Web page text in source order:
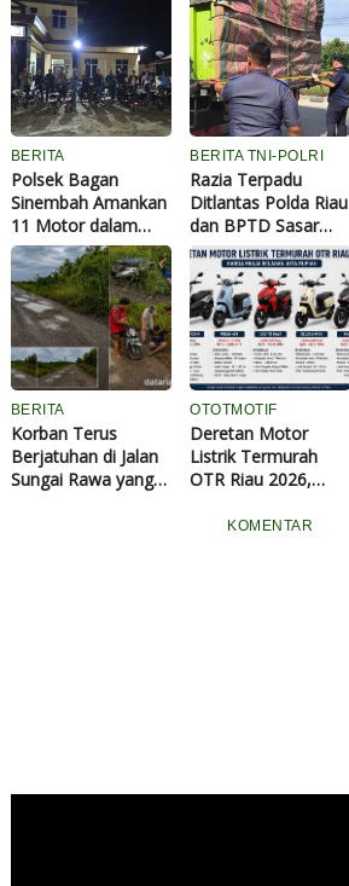
BERITA
Polsek Bagan
Sinembah Amankan
11 Motor dalam
Razia Balap Liar,
Wujud Nyata
Hadirnya Polri
Menjaga
Keselamatan
Masyarakat
BERITA TNI-POLRI
Razia Terpadu
Ditlantas Polda Riau
dan BPTD Sasar
Angkutan Barang,
Cegah ODOL dan
Tekan Angka
Kecelakaan
BERITA
Korban Terus
Berjatuhan di Jalan
Sungai Rawa yang
OTOTMOTIF
Deretan Motor
Listrik Termurah
OTR Riau 2026,
Belasan Juta Rupiah
KOMENTAR